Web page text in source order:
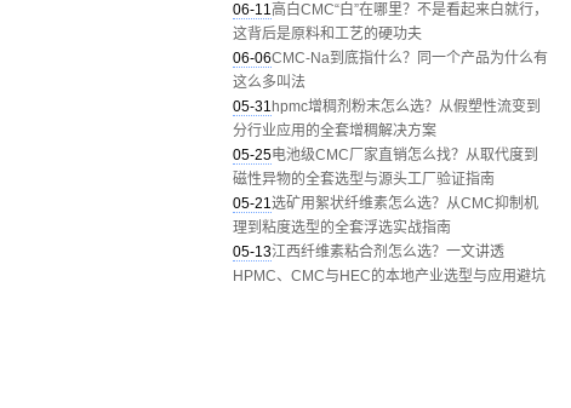
06-11高白CMC“白”在哪里？不是看起来白就行，
这背后是原料和工艺的硬功夫
06-06CMC-Na到底指什么？同一个产品为什么有
这么多叫法
05-31 hpmc增稠剂粉末怎么选？从假塑性流变到
分行业应用的全套增稠解决方案
05-25电池级CMC厂家直销怎么找？从取代度到
磁性异物的全套选型与源头工厂验证指南
05-21选矿用絮状纤维素怎么选？从CMC抑制机
理到粘度选型的全套浮选实战指南
05-13江西纤维素粘合剂怎么选？一文讲透
HPMC、CMC与HEC的本地产业选型与应用避坑